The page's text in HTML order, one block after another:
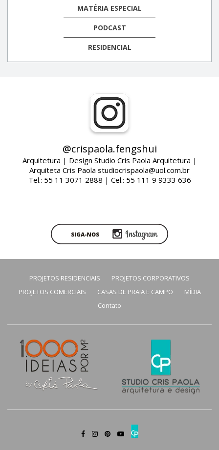
MATÉRIA ESPECIAL
PODCAST
RESIDENCIAL
@crispaola.fengshui
Arquitetura | Design Studio Cris Paola Arquitetura |
Arquiteta Cris Paola studiocrispaola@uol.com.br
Tel.: 55 11 3071 2888 | Cel.: 55 111 9 9333 636
PROJETOS RESIDENCIAIS
PROJETOS CORPORATIVOS
PROJETOS COMERCIAIS
CASAS DE PRAIA E CAMPO
MÍDIA
Contato